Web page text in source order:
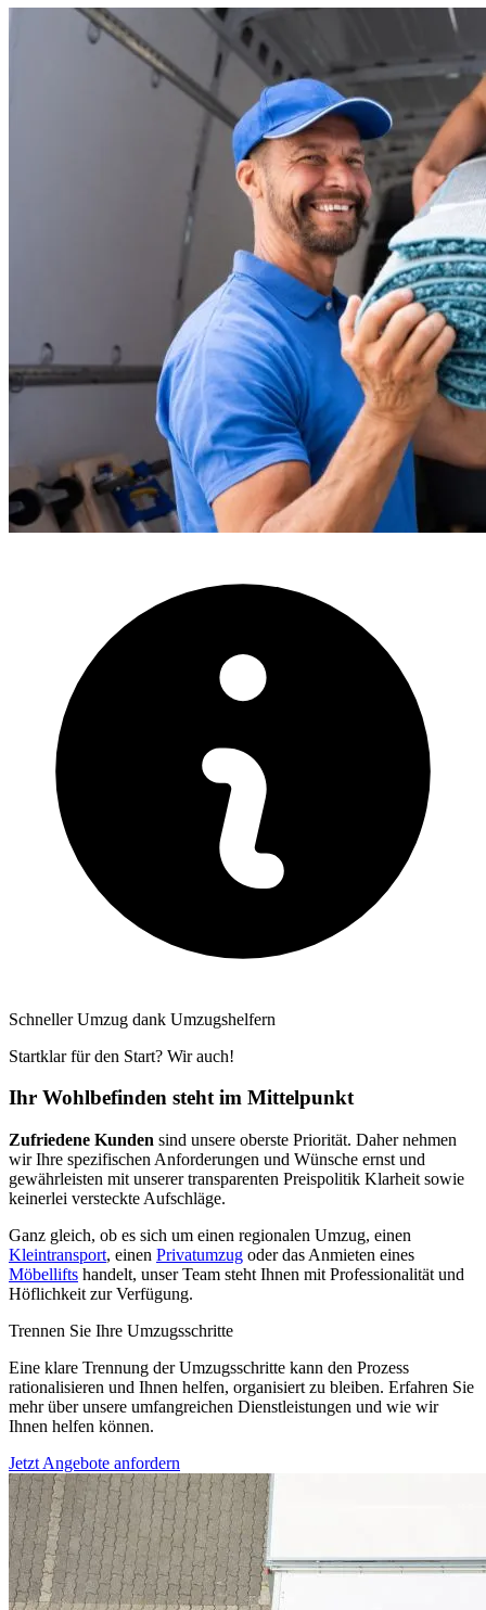
Schneller Umzug dank Umzugshelfern
Startklar für den Start? Wir auch!
Ihr Wohlbefinden steht im Mittelpunkt
Zufriedene Kunden sind unsere oberste Priorität. Daher nehmen
wir Ihre spezifischen Anforderungen und Wünsche ernst und
gewährleisten mit unserer transparenten Preispolitik Klarheit sowie
keinerlei versteckte Aufschläge.
Ganz gleich, ob es sich um einen regionalen Umzug, einen
Kleintransport, einen Privatumzug oder das Anmieten eines
Möbellifts handelt, unser Team steht Ihnen mit Professionalität und
Höflichkeit zur Verfügung.
Trennen Sie Ihre Umzugsschritte
Eine klare Trennung der Umzugsschritte kann den Prozess
rationalisieren und Ihnen helfen, organisiert zu bleiben. Erfahren Sie
mehr über unsere umfangreichen Dienstleistungen und wie wir
Ihnen helfen können.
Jetzt Angebote anfordern